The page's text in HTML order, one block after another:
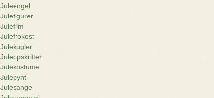
Juleengel
Julefigurer
Julefilm
Julefrokost
Julekugler
Juleopskrifter
Julekostume
Julepynt
Julesange